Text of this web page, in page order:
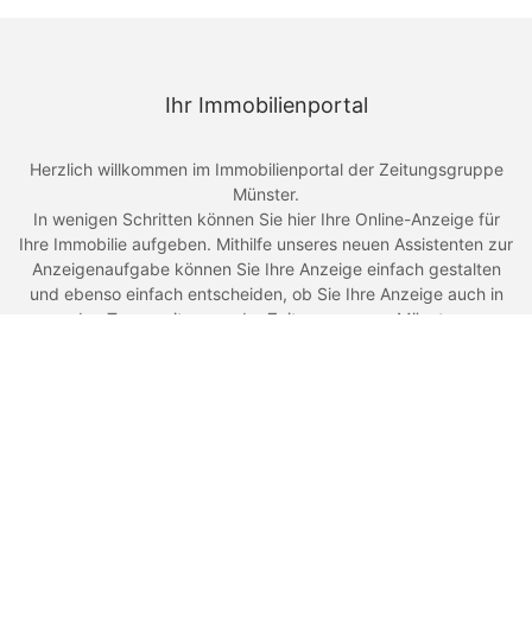
Ihr Immobilienportal
Herzlich willkommen im Immobilienportal der Zeitungsgruppe
Münster.
In wenigen Schritten können Sie hier Ihre Online-Anzeige für
Ihre Immobilie aufgeben. Mithilfe unseres neuen Assistenten zur
Anzeigenaufgabe können Sie Ihre Anzeige einfach gestalten
und ebenso einfach entscheiden, ob Sie Ihre Anzeige auch in
den Tageszeitungen der Zeitungsgruppe Münster